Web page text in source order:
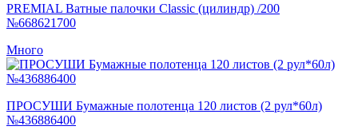
PREMIAL Ватные палочки Classic (цилиндр) /200
№668621700
Много
ПРОСУШИ Бумажные полотенца 120 листов (2 рул*60л)
№436886400